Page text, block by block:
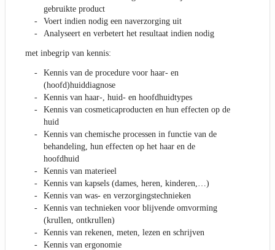
gebruikte product
Voert indien nodig een naverzorging uit
Analyseert en verbetert het resultaat indien nodig
met inbegrip van kennis:
Kennis van de procedure voor haar- en
(hoofd)huiddiagnose
Kennis van haar-, huid- en hoofdhuidtypes
Kennis van cosmeticaproducten en hun effecten op de
huid
Kennis van chemische processen in functie van de
behandeling, hun effecten op het haar en de
hoofdhuid
Kennis van materieel
Kennis van kapsels (dames, heren, kinderen,…)
Kennis van was- en verzorgingstechnieken
Kennis van technieken voor blijvende omvorming
(krullen, ontkrullen)
Kennis van rekenen, meten, lezen en schrijven
Kennis van ergonomie